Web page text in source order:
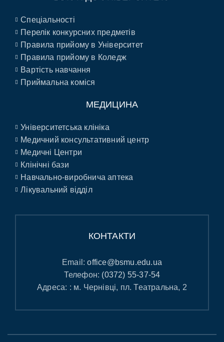
Спеціальності
Перелік конкурсних предметів
Правила прийому в Університет
Правила прийому в Коледж
Вартість навчання
Приймальна коміся
МЕДИЦИНА
Університетська клініка
Медичний консультативний центр
Медичні Центри
Клінічні бази
Навчально-виробнича аптека
Лікувальний відділ
КОНТАКТИ
Email:office@bsmu.edu.ua
Телефон: (0372) 55-37-54
Адреса: : м. Чернівці, пл. Театральна, 2